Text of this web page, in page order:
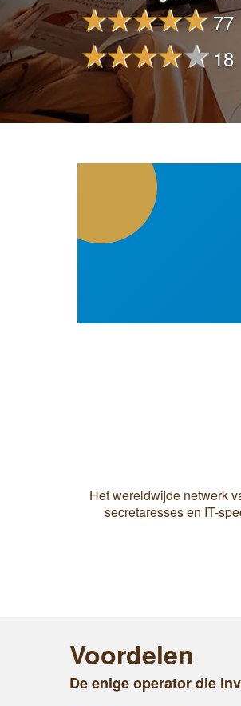
77
18
Het wereldwijde netwerk
secretaresses en IT-
Voordelen
De enige operator die